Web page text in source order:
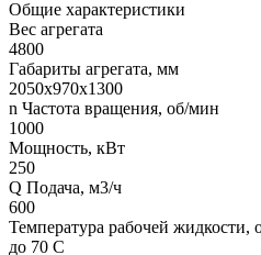
Общие характеристики
Вес агрегата
4800
Габариты агрегата, мм
2050х970х1300
n Частота вращения, об/мин
1000
Мощность, кВт
250
Q Подача, м3/ч
600
Температура рабочей жидкости,
до 70 С